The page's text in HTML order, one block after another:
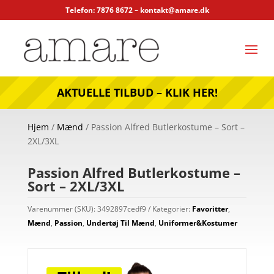
Telefon: 7876 8672 – kontakt@amare.dk
AKTUELLE TILBUD – KLIK HER!
Hjem / Mænd / Passion Alfred Butlerkostume – Sort –
2XL/3XL
Passion Alfred Butlerkostume –
Sort – 2XL/3XL
Varenummer (SKU): 3492897cedf9 Kategorier: Favoritter,
Mænd, Passion, Undertøj Til Mænd, Uniformer&Kostumer